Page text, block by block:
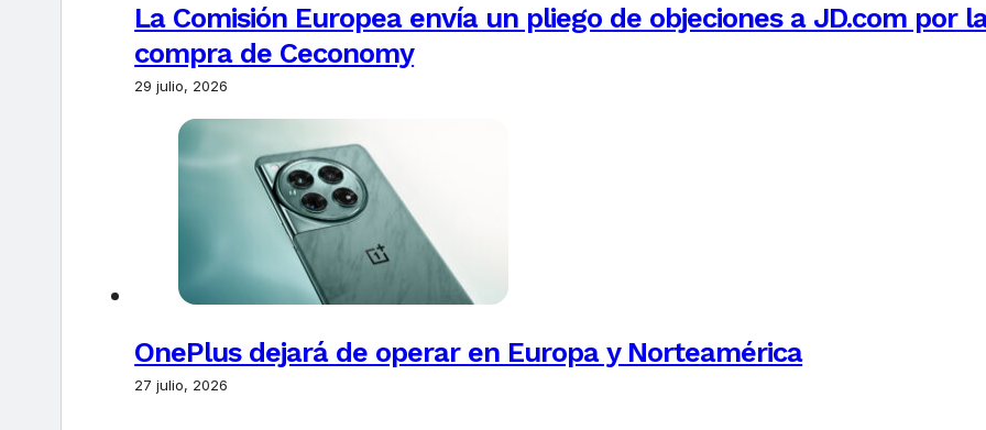
La Comisión Europea envía un pliego de objeciones a JD.com por
compra de Ceconomy
29 julio, 2026
OnePlus dejará de operar en Europa y Norteamérica
27 julio, 2026